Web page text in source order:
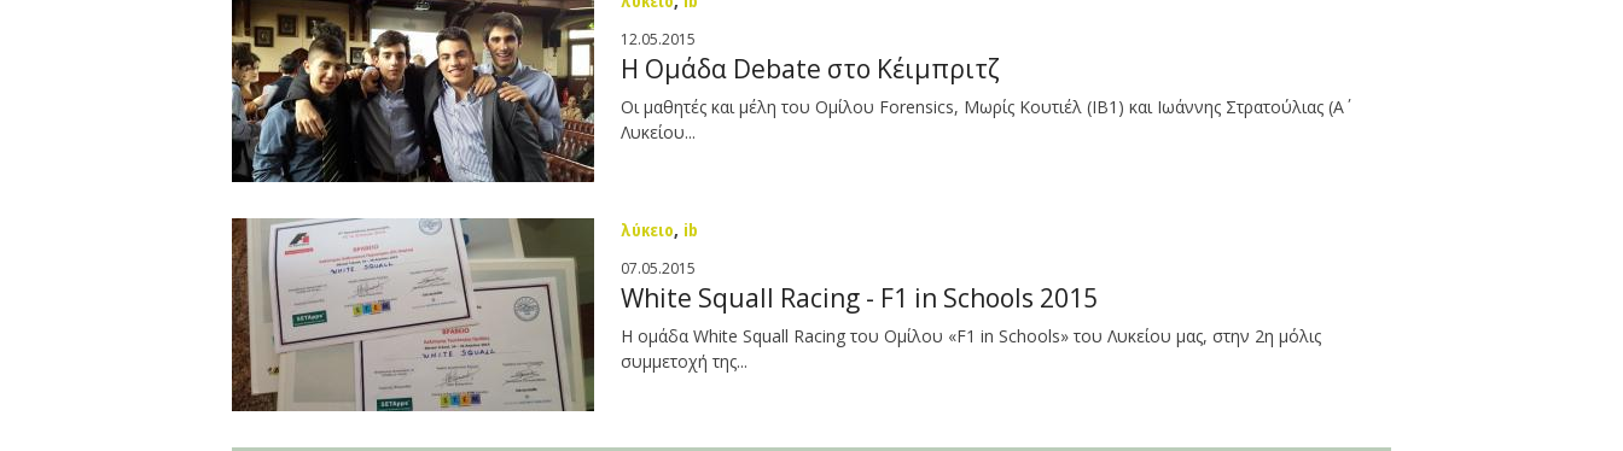
12.05.2015
Η Ομάδα Debate στο Κέιμπριτζ
Οι μαθητές και μέλη του Ομίλου Forensics, Μωρίς Κουτιέλ (ΙΒ1) και Ιωάννης Στρατούλιας (Α΄
Λυκείου...
λύκειο, ib
07.05.2015
White Squall Racing - F1 in Schools 2015
Η ομάδα White Squall Racing του Ομίλου «F1 in Schools» του Λυκείου μας, στην 2η μόλις
συμμετοχή της...